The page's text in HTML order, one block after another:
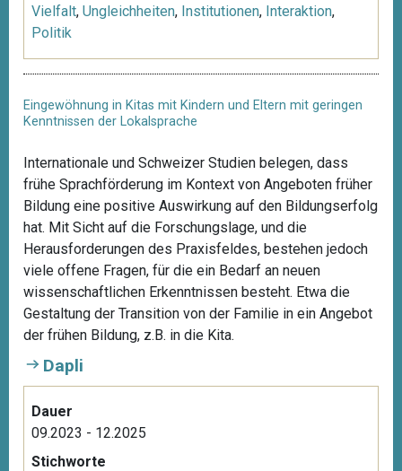
Vielfalt, Ungleichheiten, Institutionen, Interaktion,
Politik
Eingewöhnung in Kitas mit Kindern und Eltern mit geringen
Kenntnissen der Lokalsprache
Internationale und Schweizer Studien belegen, dass
frühe Sprachförderung im Kontext von Angeboten früher
Bildung eine positive Auswirkung auf den Bildungserfolg
hat. Mit Sicht auf die Forschungslage, und die
Herausforderungen des Praxisfeldes, bestehen jedoch
viele offene Fragen, für die ein Bedarf an neuen
wissenschaftlichen Erkenntnissen besteht. Etwa die
Gestaltung der Transition von der Familie in ein Angebot
der frühen Bildung, z.B. in die Kita.
Dapli
Dauer
09.2023 - 12.2025
Stichworte